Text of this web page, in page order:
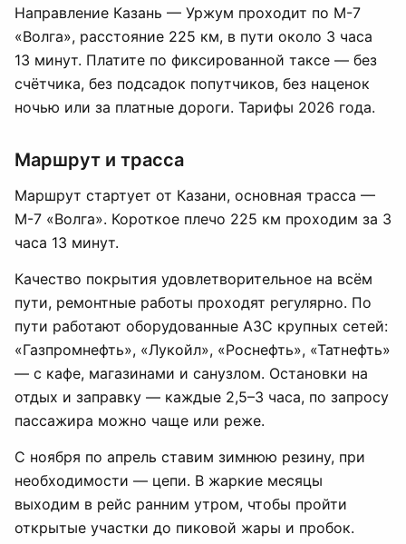
Направление Казань — Уржум проходит по М-7
«Волга», расстояние 225 км, в пути около 3 часа
13 минут. Платите по фиксированной таксе — без
счётчика, без подсадок попутчиков, без наценок
ночью или за платные дороги. Тарифы 2026 года.
Маршрут и трасса
Маршрут стартует от Казани, основная трасса —
М-7 «Волга». Короткое плечо 225 км проходим за 3
часа 13 минут.
Качество покрытия удовлетворительное на всём
пути, ремонтные работы проходят регулярно. По
пути работают оборудованные АЗС крупных сетей:
«Газпромнефть», «Лукойл», «Роснефть», «Татнефть»
— с кафе, магазинами и санузлом. Остановки на
отдых и заправку — каждые 2,5–3 часа, по запросу
пассажира можно чаще или реже.
С ноября по апрель ставим зимнюю резину, при
необходимости — цепи. В жаркие месяцы
выходим в рейс ранним утром, чтобы пройти
открытые участки до пиковой жары и пробок.